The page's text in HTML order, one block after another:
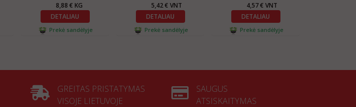
8,88 € KG
DETALIAU
Prekė sandėlyje
5,42 € VNT
DETALIAU
Prekė sandėlyje
4,57 € VNT
DETALIAU
Prekė sandėlyje
GREITAS PRISTATYMAS
VISOJE LIETUVOJE
SAUGUS
ATSISKAITYMAS